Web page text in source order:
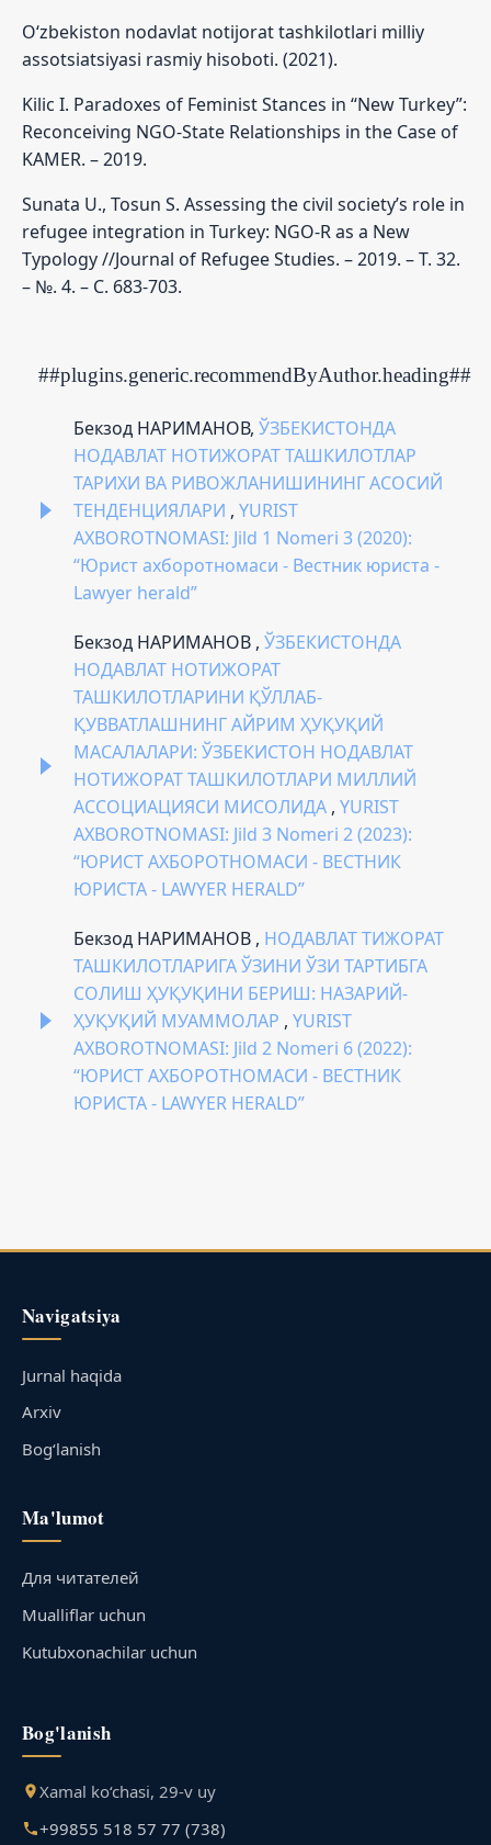
O‘zbekiston nodavlat notijorat tashkilotlari milliy
assotsiatsiyasi rasmiy hisoboti. (2021).
Kilic I. Paradoxes of Feminist Stances in “New Turkey”:
Reconceiving NGO-State Relationships in the Case of
KAMER. – 2019.
Sunata U., Tosun S. Assessing the civil societyʼs role in
refugee integration in Turkey: NGO-R as a New
Typology //Journal of Refugee Studies. – 2019. – Т. 32.
– №. 4. – С. 683-703.
##plugins.generic.recommendByAuthor.heading##
Бекзод НАРИМАНОВ, ЎЗБЕКИСТОНДА
НОДАВЛАТ НОТИЖОРАТ ТАШКИЛОТЛАР
ТАРИХИ ВА РИВОЖЛАНИШИНИНГ АСОСИЙ
ТЕНДЕНЦИЯЛАРИ , YURIST
AXBOROTNOMASI: Jild 1 Nomeri 3 (2020):
“Юрист ахборотномаси - Вестник юриста -
Lawyer herald”
Бекзод НАРИМАНОВ , ЎЗБЕКИСТОНДА
НОДАВЛАТ НОТИЖОРАТ
ТАШКИЛОТЛАРИНИ ҚЎЛЛАБ-
ҚУВВАТЛАШНИНГ АЙРИМ ҲУҚУҚИЙ
МАСАЛАЛАРИ: ЎЗБЕКИСТОН НОДАВЛАТ
НОТИЖОРАТ ТАШКИЛОТЛАРИ МИЛЛИЙ
АССОЦИАЦИЯСИ МИСОЛИДА , YURIST
AXBOROTNOMASI: Jild 3 Nomeri 2 (2023):
“ЮРИСТ АХБОРОТНОМАСИ - ВЕСТНИК
ЮРИСТА - LAWYER HERALD”
Бекзод НАРИМАНОВ , НОДАВЛАТ ТИЖОРАТ
ТАШКИЛОТЛАРИГА ЎЗИНИ ЎЗИ ТАРТИБГА
СОЛИШ ҲУҚУҚИНИ БЕРИШ: НАЗАРИЙ-
ҲУҚУҚИЙ МУАММОЛАР , YURIST
AXBOROTNOMASI: Jild 2 Nomeri 6 (2022):
“ЮРИСТ АХБОРОТНОМАСИ - ВЕСТНИК
ЮРИСТА - LAWYER HERALD”
Navigatsiya
Jurnal haqida
Arxiv
Bog‘lanish
Ma'lumot
Для читателей
Mualliflar uchun
Kutubxonachilar uchun
Bog'lanish
Xamal ko‘chasi, 29-v uy
+99855 518 57 77 (738)